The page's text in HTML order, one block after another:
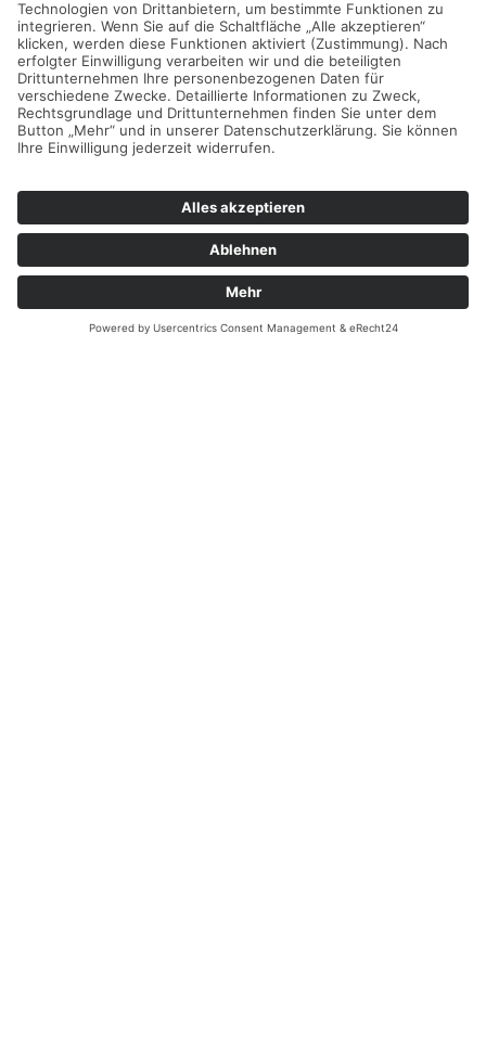
Kontaktdaten
Tel:0961 51876482
Fax:0961 51876483
Email:kontakt@heining-weiden.de
Startseite
Erbendorf
Leistungen
Instagram